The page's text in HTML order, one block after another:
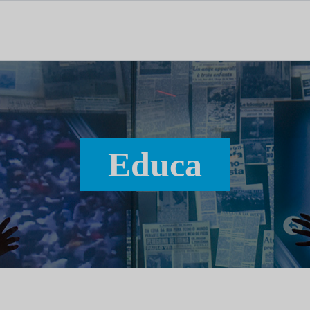
dedicado às notícias, aos media e à comunicação.
Educa